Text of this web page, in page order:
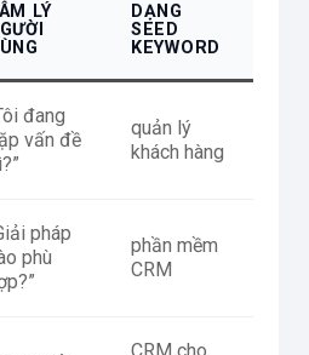
LÝ
DẠNG
SEED
KEYWORD
đang
vấn đề
quản lý
khách hàng
pháp
phù
phần mềm
CRM